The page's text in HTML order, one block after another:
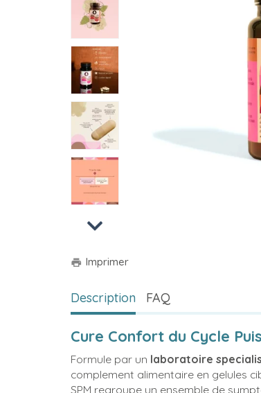
Next
print Imprimer
Description FAQ
Cure Confort du Cycle
Formule par un laboratoire
complement alimentaire en gelules
SPM regroupe un ensemble de